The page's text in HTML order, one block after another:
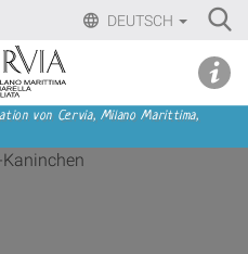
DEUTSCH
von Cervia, Milano Marittima,